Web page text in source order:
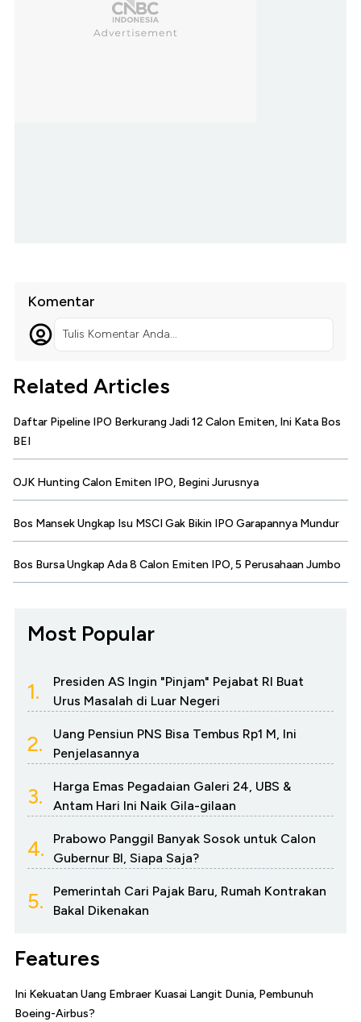
Komentar
Tulis Komentar Anda...
Related Articles
Daftar Pipeline IPO Berkurang Jadi 12 Calon Emiten, Ini Kata Bos
BEI
OJK Hunting Calon Emiten IPO, Begini Jurusnya
Bos Mansek Ungkap Isu MSCI Gak Bikin IPO Garapannya Mundur
Bos Bursa Ungkap Ada 8 Calon Emiten IPO, 5 Perusahaan Jumbo
Most Popular
1.
Presiden AS Ingin "Pinjam" Pejabat RI Buat
Urus Masalah di Luar Negeri
2.
Uang Pensiun PNS Bisa Tembus Rp1 M, Ini
Penjelasannya
3.
Harga Emas Pegadaian Galeri 24, UBS &
Antam Hari Ini Naik Gila-gilaan
4.
Prabowo Panggil Banyak Sosok untuk Calon
Gubernur BI, Siapa Saja?
5.
Pemerintah Cari Pajak Baru, Rumah Kontrakan
Bakal Dikenakan
Features
Ini Kekuatan Uang Embraer Kuasai Langit Dunia, Pembunuh
Boeing-Airbus?